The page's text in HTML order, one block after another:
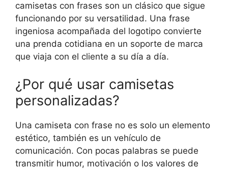
camisetas con frases son un clásico que sigue
funcionando por su versatilidad. Una frase
ingeniosa acompañada del logotipo convierte
una prenda cotidiana en un soporte de marca
que viaja con el cliente a su día a día.
¿Por qué usar camisetas
personalizadas?
Una camiseta con frase no es solo un elemento
estético, también es un vehículo de
comunicación. Con pocas palabras se puede
transmitir humor, motivación o los valores de